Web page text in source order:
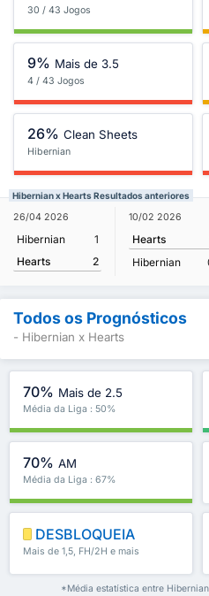
30 / 43 Jogos
9% Mais de 3.5
4 / 43 Jogos
26% Clean Sheets
Hibernian
Hibernian x Hearts Resultados anteriores
26/04 2026
Hibernian
1
Hearts
2
10/02 2026
Hearts
Hibernian
Todos os Prognósticos
- Hibernian x Hearts
70% Mais de 2.5
Média da Liga : 50%
70% AM
Média da Liga : 67%
DESBLOQUEIA
Mais de 1,5, FH/2H e mais
*Média estatística entre